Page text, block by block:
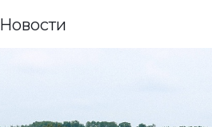
Новости